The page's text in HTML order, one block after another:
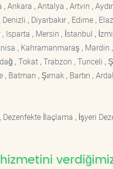
Ankara , Antalya , Artvin ,
, Diyarbakır , Edirne ,
, Mersin , İstanbul ,
, Kahramanmaraş , Mardin
, Tokat , Trabzon , Tunceli ,
Batman , Şırnak , Bartın ,
İlaçlama , İşyeri